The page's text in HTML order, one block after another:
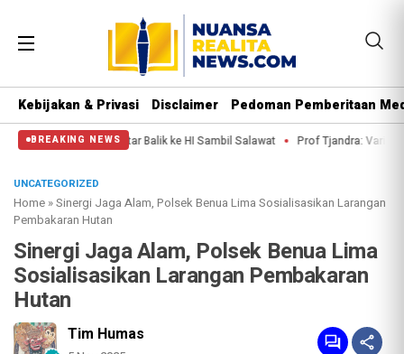
Kebijakan & Privasi Disclaimer Pedoman Pemberitaan
BREAKING NEWS
ke HI Sambil Salawat Prof Tjandra: Varian Omicron Mungkin Berdampak
UNCATEGORIZED
Home »Sinergi Jaga Alam, Polsek Benua Lima Sosialisasikan Larangan
Pembakaran Hutan
Sinergi Jaga Alam, Polsek Benua Lima
Sosialisasikan Larangan Pembakaran
Hutan
Tim Humas